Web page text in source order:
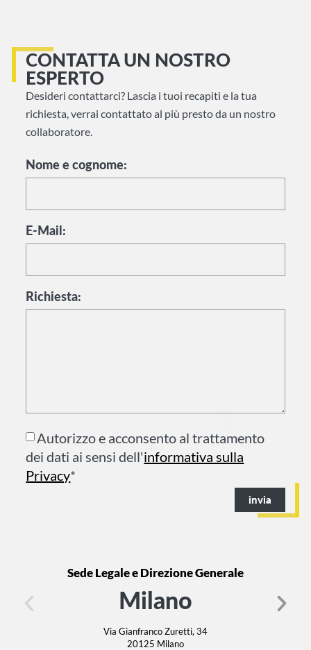
CONTATTA UN NOSTRO
ESPERTO
Desideri contattarci? Lascia i tuoi recapiti e la tua
richiesta, verrai contattato al più presto da un nostro
collaboratore.
Nome e cognome:
E-Mail:
Richiesta:
Autorizzo e acconsento al trattamento
dei dati ai sensi dell'informativa sulla
Privacy*
invia
Sede Legale e Direzione Generale
Milano
Via Gianfranco Zuretti, 34
20125 Milano